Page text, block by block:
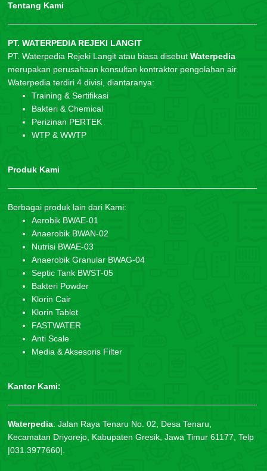
Tentang Kami
PT. WATERPEDIA REJEKI LANGIT
PT. Waterpedia Rejeki Langit atau biasa disebut Waterpedia
merupakan perusahaan konsultan kontraktor pengolahan air.
Waterpedia terdiri 4 divisi, diantaranya:
Training & Sertifikasi
Bakteri & Chemical
Perizinan PERTEK
WTP & WWTP
Produk Kami
Berbagai produk lain dari Kami:
Aerobik BWAE-01
Anaerobik BWAN-02
Nutrisi BWAE-03
Anaerobik Granular BWAG-04
Septic Tank BWST-05
Bakteri Powder
Klorin Cair
Klorin Tablet
FASTWATER
Anti Scale
Media & Aksesoris Filter
Kantor Kami:
Waterpedia: Jalan Raya Tenaru No. 02, Desa Tenaru,
Kecamatan Driyorejo, Kabupaten Gresik, Jawa Timur 61177, Telp
|031.3977660|.